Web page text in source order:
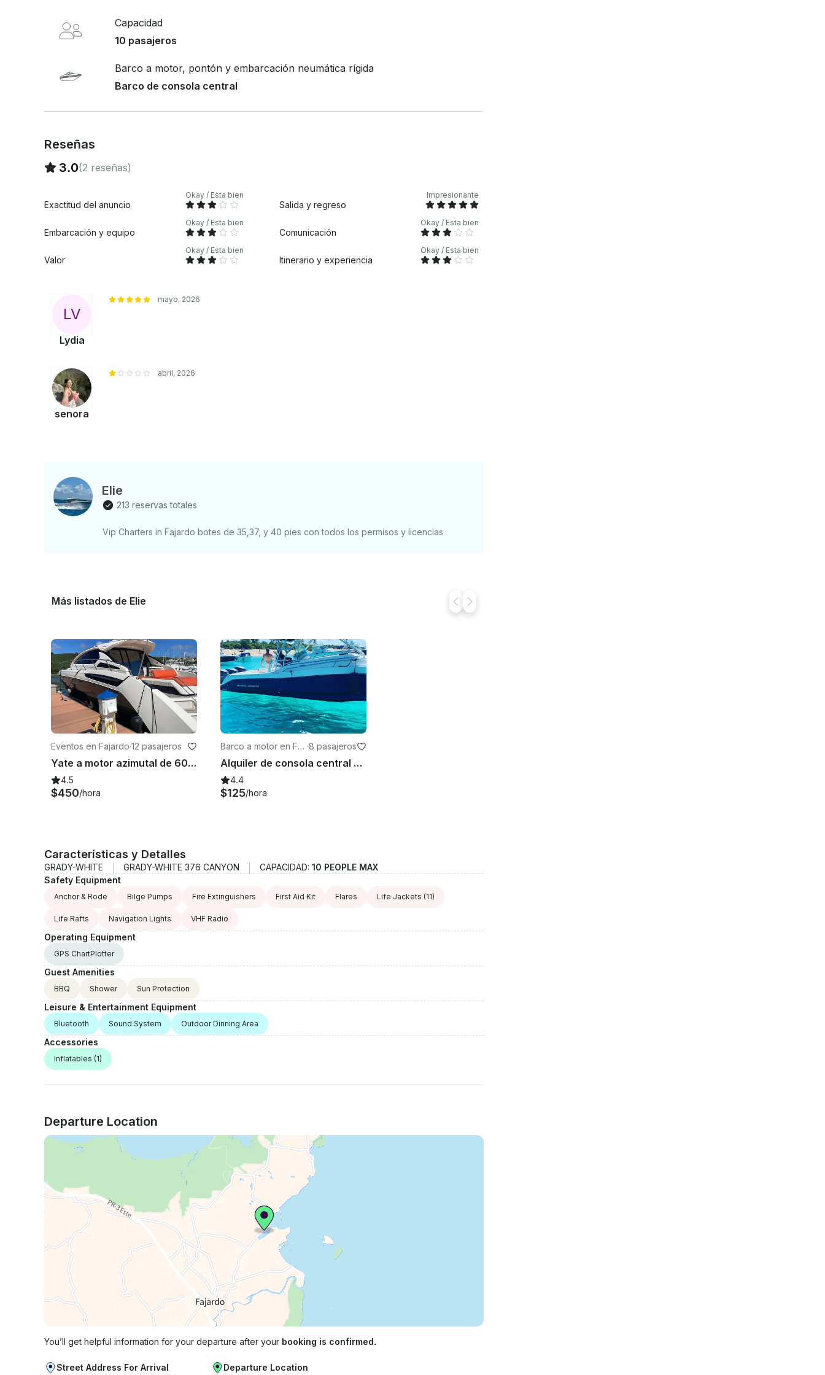
Capacidad
10 pasajeros
Barco a motor, pontón y embarcación neumática rígida
Barco de consola central
Reseñas
3.0(2 reseñas)
Exactitud del anuncio
Okay / Esta bien
Salida y regreso
Impresionante
Embarcación y equipo
Okay / Esta bien
Comunicación
Okay / Esta bien
Valor
Okay / Esta bien
Itinerario y experiencia
Okay / Esta bien
LV
Lydia
mayo, 2026
senora
abril, 2026
Elie
213 reservas totales
Vip Charters in Fajardo botes de 35,37, y 40 pies con todos los permisos y licencias
Más listados de Elie
Eventos en Fajardo·12 pasajeros
Yate a motor azimutal de 60 pies en Fajardo
4.5
$450/hora
Barco a motor en Faj
ardo
·8 pasajeros
Alquiler de consola central para excursión privada en Fajardo, Puerto Rico $750
4.4
$125/hora
Características y Detalles
GRADY-WHITE GRADY-WHITE 376 CANYON CAPACIDAD: 10 PEOPLE MAX
Safety Equipment
Anchor & Rode Bilge Pumps Fire Extinguishers First Aid Kit Flares Life Jackets (11)
Life Rafts Navigation Lights VHF Radio
Operating Equipment
GPS ChartPlotter
Guest Amenities
BBQ Shower Sun Protection
Leisure & Entertainment Equipment
Bluetooth Sound System Outdoor Dinning Area
Accessories
Inflatables (1)
Departure Location
You’ll get helpful information for your departure after your booking is confirmed.
Street Address For Arrival Departure Location